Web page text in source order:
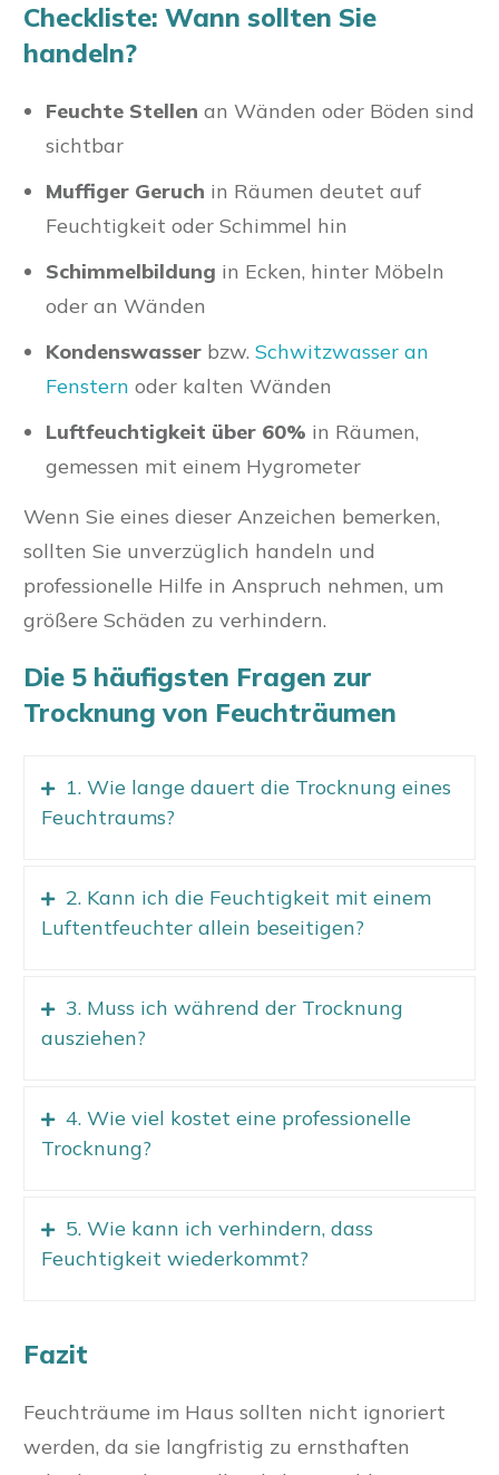
Checkliste: Wann sollten Sie
handeln?
Feuchte Stellen an Wänden oder Böden sind
sichtbar
Muffiger Geruch in Räumen deutet auf
Feuchtigkeit oder Schimmel hin
Schimmelbildung in Ecken, hinter Möbeln
oder an Wänden
Kondenswasser bzw. Schwitzwasser an
Fenstern oder kalten Wänden
Luftfeuchtigkeit über 60% in Räumen,
gemessen mit einem Hygrometer
Wenn Sie eines dieser Anzeichen bemerken,
sollten Sie unverzüglich handeln und
professionelle Hilfe in Anspruch nehmen, um
größere Schäden zu verhindern.
Die 5 häufigsten Fragen zur
Trocknung von Feuchträumen
1. Wie lange dauert die Trocknung eines
Feuchtraums?
2. Kann ich die Feuchtigkeit mit einem
Luftentfeuchter allein beseitigen?
3. Muss ich während der Trocknung
ausziehen?
4. Wie viel kostet eine professionelle
Trocknung?
5. Wie kann ich verhindern, dass
Feuchtigkeit wiederkommt?
Fazit
Feuchträume im Haus sollten nicht ignoriert
werden, da sie langfristig zu ernsthaften